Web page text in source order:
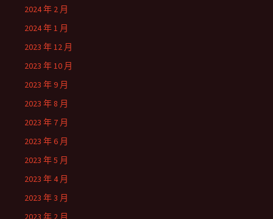
2024 年 2 月
2024 年 1 月
2023 年 12 月
2023 年 10 月
2023 年 9 月
2023 年 8 月
2023 年 7 月
2023 年 6 月
2023 年 5 月
2023 年 4 月
2023 年 3 月
2023 年 2 月